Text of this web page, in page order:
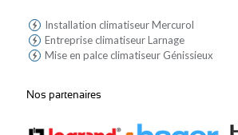
Installation climatiseur Mercurol
Entreprise climatiseur Larnage
Mise en palce climatiseur Génissieux
Nos partenaires